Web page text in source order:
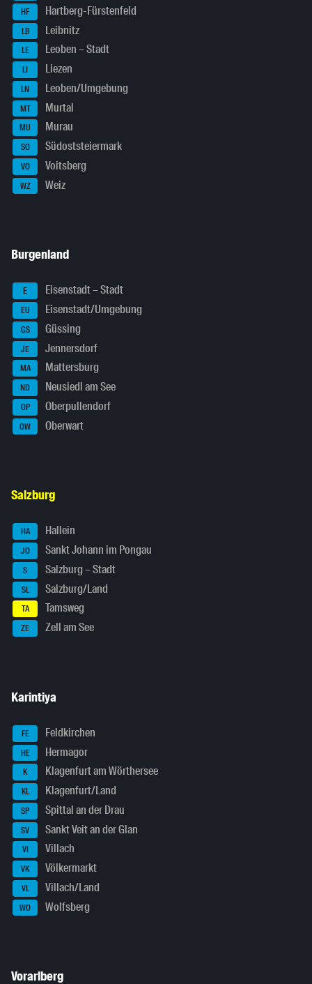
HF Hartberg-Fürstenfeld
LB Leibnitz
LE Leoben – Stadt
LI Liezen
LN Leoben/Umgebung
MT Murtal
MU Murau
SO Südoststeiermark
VO Voitsberg
WZ Weiz
Burgenland
E Eisenstadt – Stadt
EU Eisenstadt/Umgebung
GS Güssing
JE Jennersdorf
MA Mattersburg
ND Neusiedl am See
OP Oberpullendorf
OW Oberwart
Salzburg
HA Hallein
JO Sankt Johann im Pongau
S Salzburg – Stadt
SL Salzburg/Land
TA Tamsweg
ZE Zell am See
Karintiya
FE Feldkirchen
HE Hermagor
K Klagenfurt am Wörthersee
KL Klagenfurt/Land
SP Spittal an der Drau
SV Sankt Veit an der Glan
VI Villach
VK Völkermarkt
VL Villach/Land
WO Wolfsberg
Vorarlberg